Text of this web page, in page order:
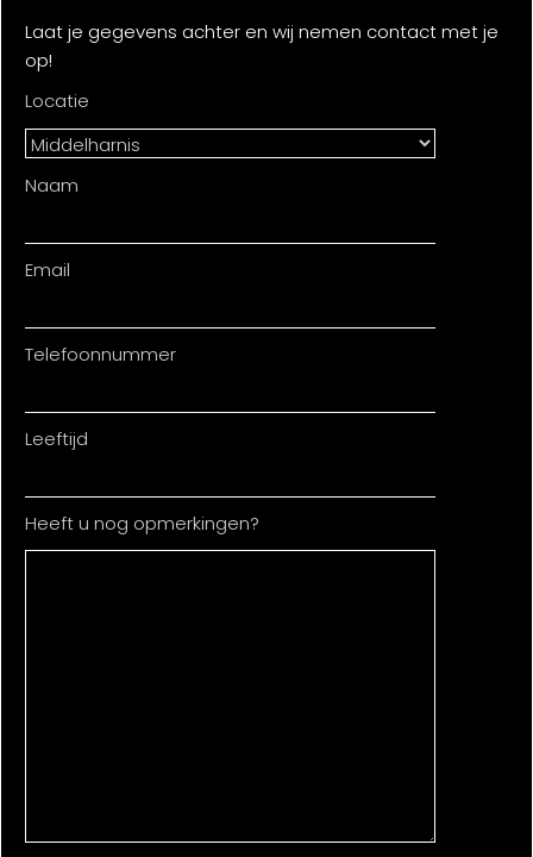
Laat je gegevens achter en wij nemen contact met je
op!
Locatie
Naam
Email
Telefoonnummer
Leeftijd
Heeft u nog opmerkingen?